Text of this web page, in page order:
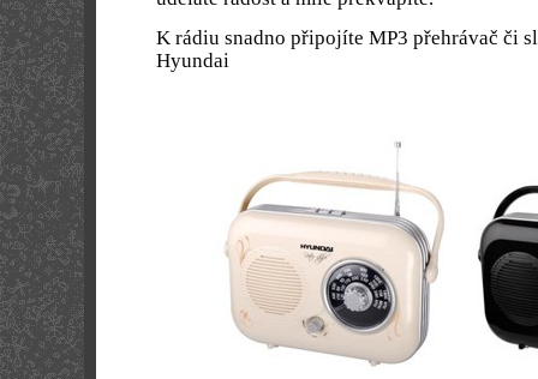
K rádiu snadno připojíte MP3 přehrávač či
Hyundai